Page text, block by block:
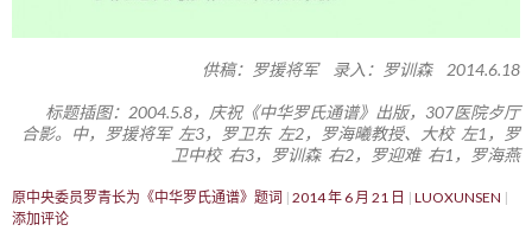
供稿：罗援将军 录入：罗训森 2014.6.18
标题插图：2004.5.8，庆祝《中华罗氏通谱》出版，307医院歺厅
合影。中，罗援将军 左3，罗卫东 左2，罗海曦教授、大校 左1，罗
卫中校 右3，罗训森 右2，罗迎难 右1，罗海燕
原中央委员罗青长为《中华罗氏通谱》题词 2014 年 6 月 21 日
LUOXUNSEN
添加评论